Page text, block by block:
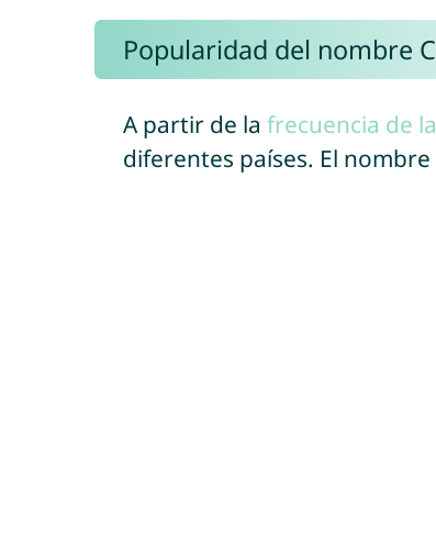
Popularidad del nombre
A partir de la frecuencia de
diferentes países. El